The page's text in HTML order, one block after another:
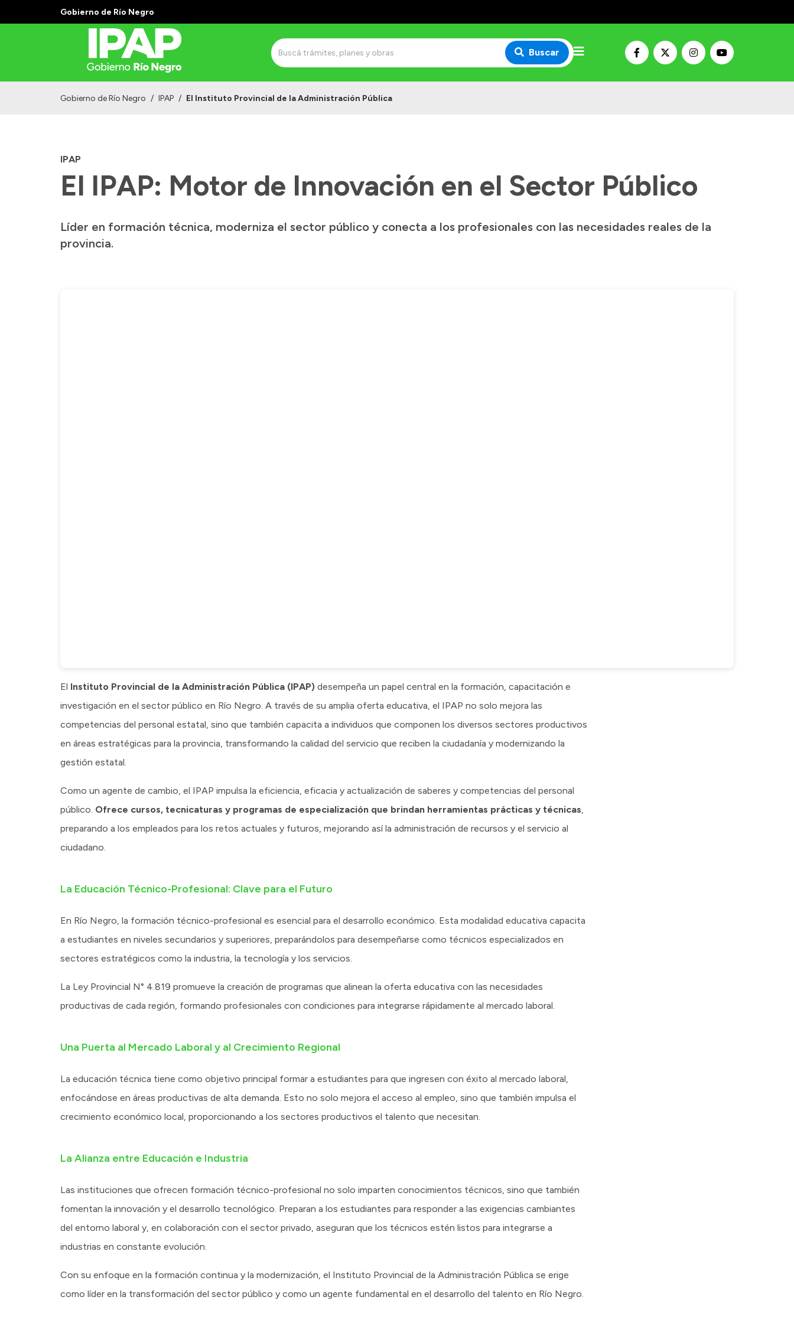
Gobierno de Río Negro
Buscar
Gobierno de Río Negro / IPAP / El Instituto Provincial de la Administración Pública
IPAP
El IPAP: Motor de Innovación en el Sector Público
Líder en formación técnica, moderniza el sector público y conecta a los profesionales con las necesidades reales de la
provincia.
El Instituto Provincial de la Administración Pública (IPAP) desempeña un papel central en la formación, capacitación e
investigación en el sector público en Río Negro. A través de su amplia oferta educativa, el IPAP no solo mejora las
competencias del personal estatal, sino que también capacita a individuos que componen los diversos sectores productivos
en áreas estratégicas para la provincia, transformando la calidad del servicio que reciben la ciudadanía y modernizando la
gestión estatal.
Como un agente de cambio, el IPAP impulsa la eficiencia, eficacia y actualización de saberes y competencias del personal
público. Ofrece cursos, tecnicaturas y programas de especialización que brindan herramientas prácticas y técnicas,
preparando a los empleados para los retos actuales y futuros, mejorando así la administración de recursos y el servicio al
ciudadano.
La Educación Técnico-Profesional: Clave para el Futuro
En Río Negro, la formación técnico-profesional es esencial para el desarrollo económico. Esta modalidad educativa capacita
a estudiantes en niveles secundarios y superiores, preparándolos para desempeñarse como técnicos especializados en
sectores estratégicos como la industria, la tecnología y los servicios.
La Ley Provincial N° 4.819 promueve la creación de programas que alinean la oferta educativa con las necesidades
productivas de cada región, formando profesionales con condiciones para integrarse rápidamente al mercado laboral.
Una Puerta al Mercado Laboral y al Crecimiento Regional
La educación técnica tiene como objetivo principal formar a estudiantes para que ingresen con éxito al mercado laboral,
enfocándose en áreas productivas de alta demanda. Esto no solo mejora el acceso al empleo, sino que también impulsa el
crecimiento económico local, proporcionando a los sectores productivos el talento que necesitan.
La Alianza entre Educación e Industria
Las instituciones que ofrecen formación técnico-profesional no solo imparten conocimientos técnicos, sino que también
fomentan la innovación y el desarrollo tecnológico. Preparan a los estudiantes para responder a las exigencias cambiantes
del entorno laboral y, en colaboración con el sector privado, aseguran que los técnicos estén listos para integrarse a
industrias en constante evolución.
Con su enfoque en la formación continua y la modernización, el Instituto Provincial de la Administración Pública se erige
como líder en la transformación del sector público y como un agente fundamental en el desarrollo del talento en Río Negro.